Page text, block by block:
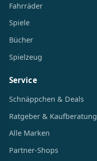
Fahrräder
Spiele
Bücher
Spielzeug
Service
Schnäppchen & Deals
Ratgeber & Kaufberatung
Alle Marken
Partner-Shops